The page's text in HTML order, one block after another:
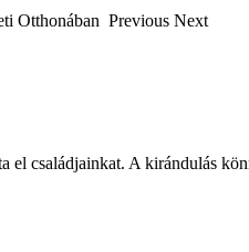
Otthonában Previous Next
el családjainkat. A kirándulás